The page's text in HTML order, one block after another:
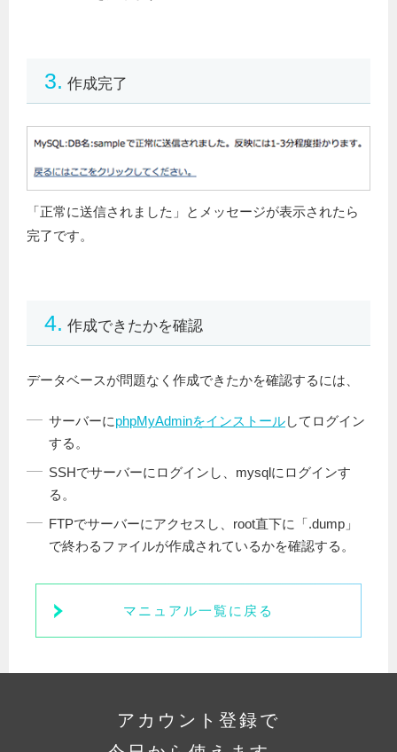
3. 作成完了
「正常に送信されました」とメッセージが表示されたら
完了です。
4. 作成できたかを確認
データベースが問題なく作成できたかを確認するには、
サーバーにphpMyAdminをインストールしてログイン
する。
SSHでサーバーにログインし、mysqlにログインす
る。
FTPでサーバーにアクセスし、root直下に「.dump」
で終わるファイルが作成されているかを確認する。
マニュアル一覧に戻る
アカウント登録で